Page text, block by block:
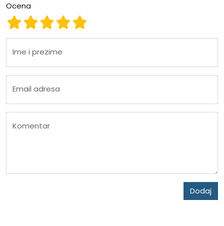
Ocena
Ocena 5
Ocena 4
Ocena 3
Ocena 2
Ocena 1
Ime i prezime
Email adresa
Komentar
Dodaj